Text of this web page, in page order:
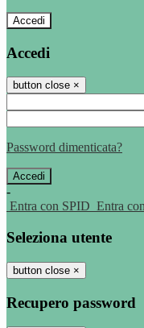
Accedi
Accedi
button close ×
Password dimenticata?
-
Entra con SPID Entra
Seleziona utente
button close ×
Recupero password